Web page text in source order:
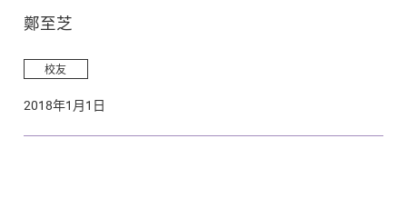
鄭至芝
校友
2018年1月1日